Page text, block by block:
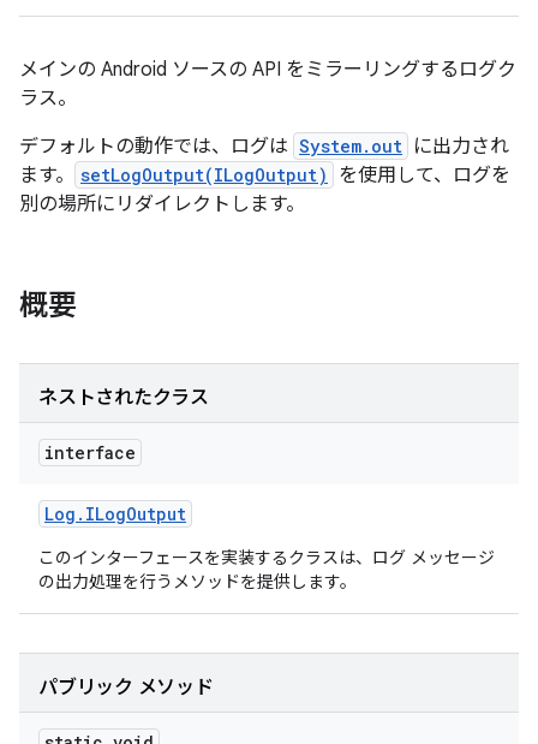
メインの Android ソースの API をミラーリングするログク
ラス。
デフォルトの動作では、ログは System.out に出力され
ます。
setLogOutput(ILogOutput)
を使用して、ログを
別の場所にリダイレクトします。
概要
ネストされたクラス
interface
Log . ILogOutput
このインターフェースを実装するクラスは、ログ メッセージ
の出力処理を行うメソッドを提供します。
パブリック メソッド